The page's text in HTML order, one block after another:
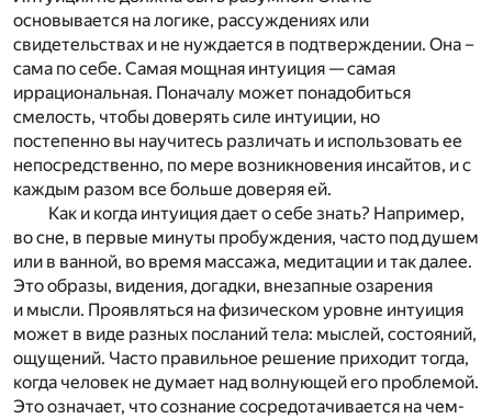
основывается на логике, рассуждениях или
свидетельствах и не нуждается в подтверждении. Она –
сама по себе. Самая мощная интуиция — самая
иррациональная. Поначалу может понадобиться
смелость, чтобы доверять силе интуиции, но
постепенно вы научитесь различать и использовать ее
непосредственно, по мере возникновения инсайтов, и с
каждым разом все больше доверяя ей.
Как и когда интуиция дает о себе знать? Например,
во сне, в первые минуты пробуждения, часто под душем
или в ванной, во время массажа, медитации и так далее.
Это образы, видения, догадки, внезапные озарения
и мысли. Проявляться на физическом уровне интуиция
может в виде разных посланий тела: мыслей, состояний,
ощущений. Часто правильное решение приходит тогда,
когда человек не думает над волнующей его проблемой.
Это означает, что сознание сосредотачивается на чем-